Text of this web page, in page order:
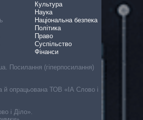
Культура
Наука
Національна безпека
Політика
Право
Суспільство
Фінанси
Посилання (гіперпосилання)
й опрацьована ТОВ «ІА Слово і
і Діло».